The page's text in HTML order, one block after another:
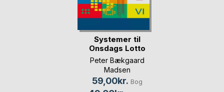
Systemer til
Onsdags Lotto
Peter Bækgaard
Madsen
59,00kr. Bog